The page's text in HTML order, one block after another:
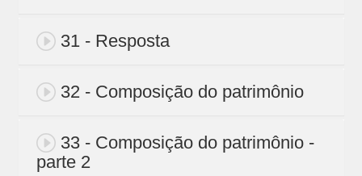
31 - Resposta
32 - Composição do patrimônio
33 - Composição do patrimônio -
parte 2